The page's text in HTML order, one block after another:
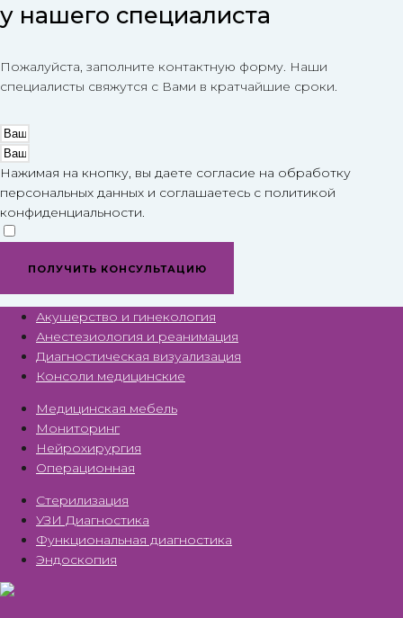
у нашего специалиста
Пожалуйста, заполните контактную форму. Наши
специалисты свяжутся с Вами в кратчайшие сроки.
Нажимая на кнопку, вы даете согласие на обработку
персональных данных и соглашаетесь c политикой
конфиденциальности.
ПОЛУЧИТЬ КОНСУЛЬТАЦИЮ
Акушерство и гинекология
Анестезиология и реанимация
Диагностическая визуализация
Консоли медицинские
Медицинская мебель
Мониторинг
Нейрохирургия
Операционная
Стерилизация
УЗИ Диагностика
Функциональная диагностика
Эндоскопия